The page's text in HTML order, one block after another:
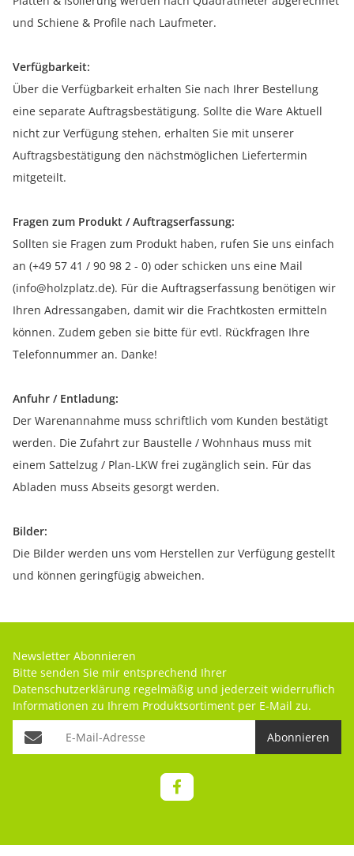
und Schiene & Profile nach Laufmeter.
Verfügbarkeit:
Über die Verfügbarkeit erhalten Sie nach Ihrer Bestellung
eine separate Auftragsbestätigung. Sollte die Ware Aktuell
nicht zur Verfügung stehen, erhalten Sie mit unserer
Auftragsbestätigung den nächstmöglichen Liefertermin
mitgeteilt.
Fragen zum Produkt / Auftragserfassung:
Sollten sie Fragen zum Produkt haben, rufen Sie uns einfach
an (+49 57 41 / 90 98 2 - 0) oder schicken uns eine Mail
(info@holzplatz.de). Für die Auftragserfassung benötigen wir
Ihren Adressangaben, damit wir die Frachtkosten ermitteln
können. Zudem geben sie bitte für evtl. Rückfragen Ihre
Telefonnummer an. Danke!
Anfuhr / Entladung:
Der Warenannahme muss schriftlich vom Kunden bestätigt
werden. Die Zufahrt zur Baustelle / Wohnhaus muss mit
einem Sattelzug / Plan-LKW frei zugänglich sein. Für das
Abladen muss Abseits gesorgt werden.
Bilder:
Die Bilder werden uns vom Herstellen zur Verfügung gestellt
und können geringfügig abweichen.
Newsletter Abonnieren
Bitte senden Sie mir entsprechend Ihrer
Datenschutzerklärung regelmäßig und jederzeit widerruflich
Informationen zu Ihrem Produktsortiment per E-Mail zu.
Abonnieren